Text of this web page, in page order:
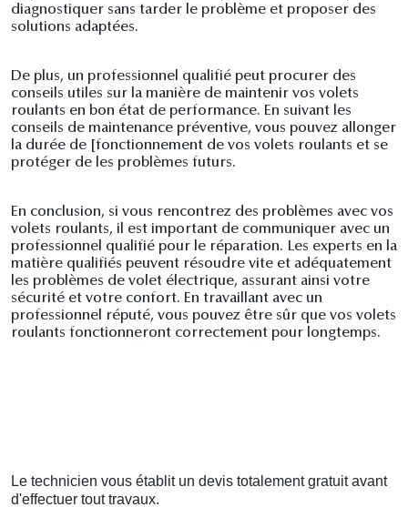
diagnostiquer sans tarder le problème et proposer des
solutions adaptées.
De plus, un professionnel qualifié peut procurer des
conseils utiles sur la manière de maintenir vos volets
roulants en bon état de performance. En suivant les
conseils de maintenance préventive, vous pouvez allonger
la durée de [fonctionnement de vos volets roulants et se
protéger de les problèmes futurs.
En conclusion, si vous rencontrez des problèmes avec vos
volets roulants, il est important de communiquer avec un
professionnel qualifié pour le réparation. Les experts en la
matière qualifiés peuvent résoudre vite et adéquatement
les problèmes de volet électrique, assurant ainsi votre
sécurité et votre confort. En travaillant avec un
professionnel réputé, vous pouvez être sûr que vos volets
roulants fonctionneront correctement pour longtemps.
Le technicien vous établit un devis totalement gratuit avant
d'effectuer tout travaux.